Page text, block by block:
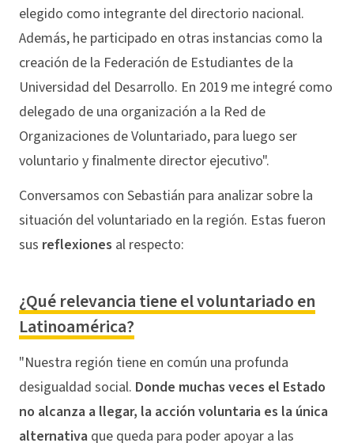
elegido como integrante del directorio nacional.
Además, he participado en otras instancias como la
creación de la Federación de Estudiantes de la
Universidad del Desarrollo. En 2019 me integré como
delegado de una organización a la Red de
Organizaciones de Voluntariado, para luego ser
voluntario y finalmente director ejecutivo".
Conversamos con Sebastián para analizar sobre la
situación del voluntariado en la región. Estas fueron
sus reflexiones al respecto:
¿Qué relevancia tiene el voluntariado en
Latinoamérica?
"Nuestra región tiene en común una profunda
desigualdad social. Donde muchas veces el Estado
no alcanza a llegar, la acción voluntaria es la única
alternativa que queda para poder apoyar a las